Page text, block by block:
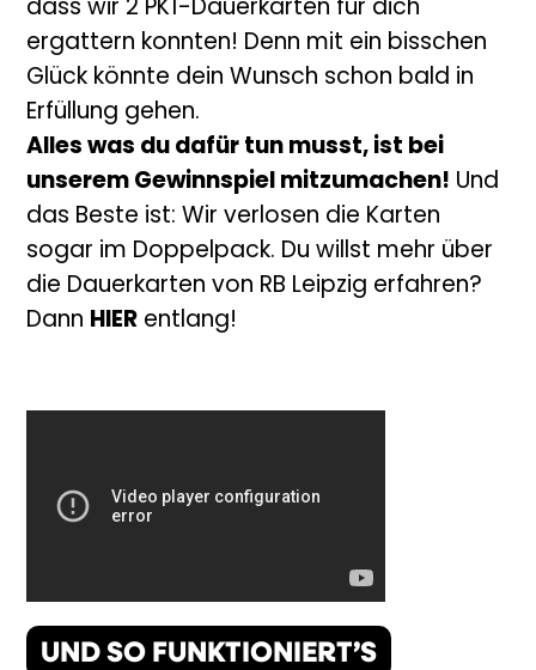
dass wir 2 PK1-Dauerkarten für dich
ergattern konnten! Denn mit ein bisschen
Glück könnte dein Wunsch schon bald in
Erfüllung gehen.
Alles was du dafür tun musst, ist bei
unserem Gewinnspiel mitzumachen! Und
das Beste ist: Wir verlosen die Karten
sogar im Doppelpack. Du willst mehr über
die Dauerkarten von RB Leipzig erfahren?
Dann HIER entlang!
UND SO FUNKTIONIERT’S